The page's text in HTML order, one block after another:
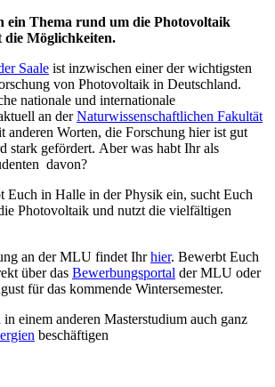
ein Thema rund um die Photovoltaik
die Möglichkeiten.
Saale ist inzwischen einer der wichtigsten
von Photovoltaik in Deutschland.
nationale und internationale
an derNaturwissenschaftlichen Fakultät
anderen Worten, die Forschung hier ist gut
stark gefördert. Aber was habt Ihr als
davon?
Euch in Halle in der Physik ein, sucht Euch
Photovoltaik und nutzt die vielfältigen
an der MLU findet Ihrhier. Bewerbt Euch
über das Bewerbungsportal der MLU oder
für das kommende Wintersemester.
einem anderen Masterstudium auch ganz
beschäftigen